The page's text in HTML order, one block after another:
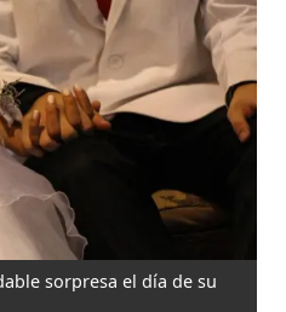
sorpresa el día de su